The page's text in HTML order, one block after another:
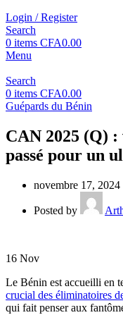
Login / Register
Search
0 items CFA0.00
Menu
Search
0 items CFA0.00
Guépards du Bénin
CAN 2025 (Q) :
passé pour un
novembre 17, 2024
Posted by
16 Nov
Le Bénin est accueilli en
crucial des éliminatoires
qui fait penser aux